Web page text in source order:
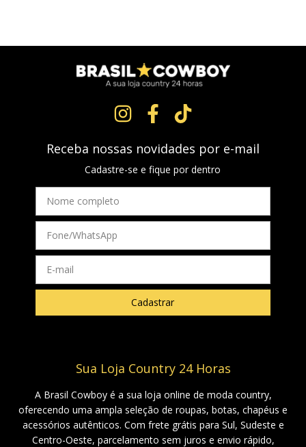
Receba nossas novidades por e-mail
Cadastre-se e fique por dentro
Sua Loja Country 24 Horas
A Brasil Cowboy é a sua loja online de moda country,
oferecendo uma ampla seleção de roupas, botas, chapéus e
acessórios autênticos. Com frete grátis para Sul, Sudeste e
Centro-Oeste, parcelamento sem juros e envio rápido,